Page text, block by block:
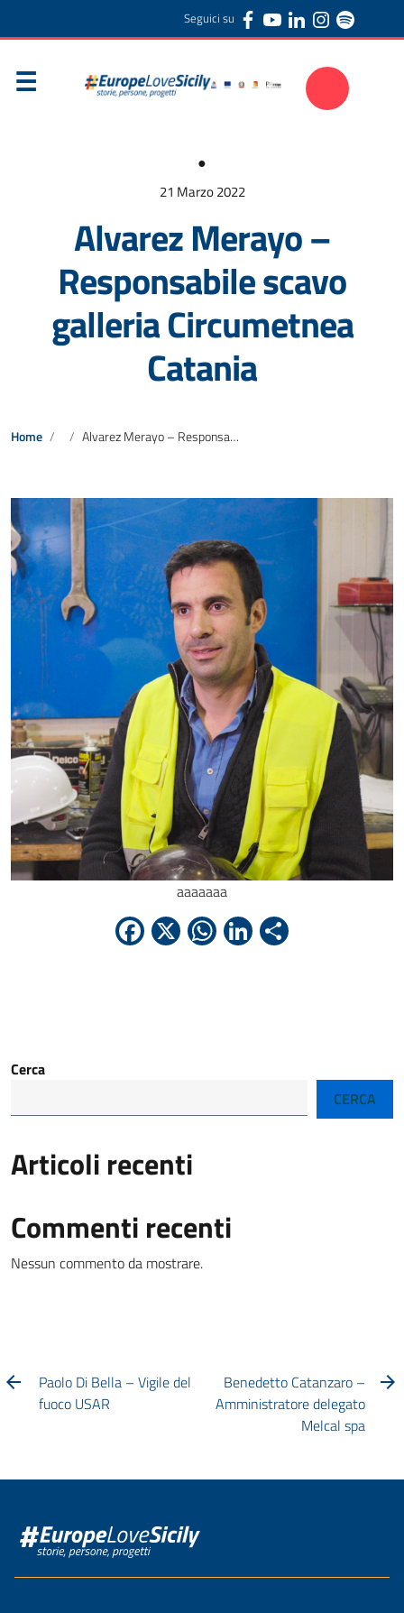
Seguici su
●
21 Marzo 2022
Alvarez Merayo –
Responsabile scavo
galleria Circumetnea
Catania
Home Alvarez Merayo – Responsabile scavo galleria Circumetnea Catania
aaaaaaa
Facebook
X WhatsApp
LinkedIn
Cerca
CERCA
Articoli recenti
Commenti recenti
Nessun commento da mostrare.
Paolo Di Bella – Vigile del
fuoco USAR
Benedetto Catanzaro –
Amministratore delegato
Melcal spa